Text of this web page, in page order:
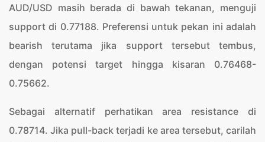
AUD/USD masih berada di bawah tekanan, menguji
support di 0.77188. Preferensi untuk pekan ini adalah
bearish terutama jika support tersebut tembus,
dengan potensi target hingga kisaran 0.76468-
0.75662.
Sebagai alternatif perhatikan area resistance di
0.78714. Jika pull-back terjadi ke area tersebut, carilah